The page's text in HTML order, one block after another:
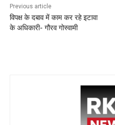
Previous article
विपक्ष के दबाव में काम कर रहे इटावा
के अधिकारी- गौरव गोस्वामी